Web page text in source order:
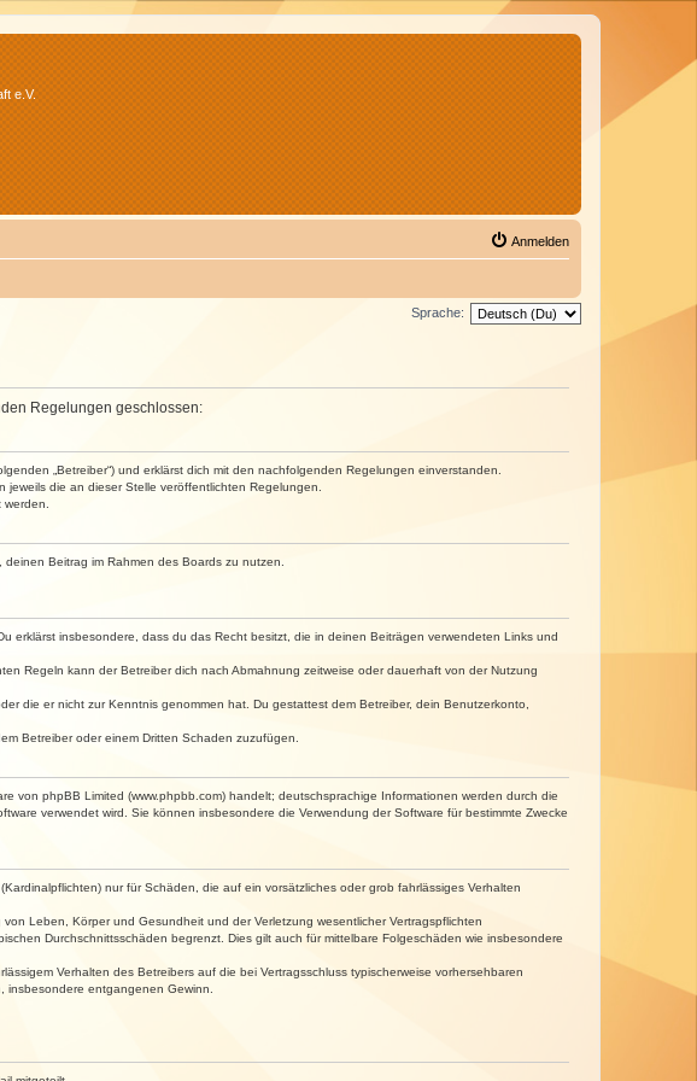
e.V.
Anmelden
Sprache:
Regelungen geschlossen:
„Betreiber“) und erklärst dich mit den nachfolgenden Regelungen einverstanden.
die an dieser Stelle veröffentlichten Regelungen.
Beitrag im Rahmen des Boards zu nutzen.
insbesondere, dass du das Recht besitzt, die in deinen Beiträgen verwendeten Links und
Regeln kann der Betreiber dich nach Abmahnung zeitweise oder dauerhaft von der Nutzung
die er nicht zur Kenntnis genommen hat. Du gestattest dem Betreiber, dein Benutzerkonto,
Betreiber oder einem Dritten Schaden zuzufügen.
von phpBB Limited (www.phpbb.com) handelt; deutschsprachige Informationen werden durch die
verwendet wird. Sie können insbesondere die Verwendung der Software für bestimmte Zwecke
nur für Schäden, die auf ein vorsätzliches oder grob fahrlässiges Verhalten
Leben, Körper und Gesundheit und der Verletzung wesentlicher Vertragspflichten
Durchschnittsschäden begrenzt. Dies gilt auch für mittelbare Folgeschäden wie insbesondere
Verhalten des Betreibers auf die bei Vertragsschluss typischerweise vorhersehbaren
insbesondere entgangenen Gewinn.